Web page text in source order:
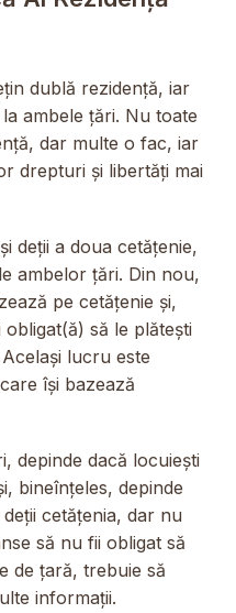
dublă rezidență, iar
ambele țări. Nu toate
dar multe o fac, iar
drepturi și libertăți mai
deții a doua cetățenie,
ambelor țări. Din nou,
pe cetățenie și,
să le plătești
lucru este
își bazează
depinde dacă locuiești
bineînțeles, depinde
cetățenia, dar nu
să nu fii obligat să
de țară, trebuie să
informații.